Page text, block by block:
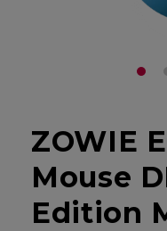
ZOWIE
Mouse
Edition